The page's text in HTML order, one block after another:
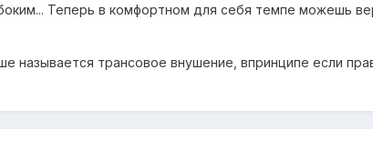
Теперь в комфортном для себя темпе можешь
называется трансовое внушение, впринципе если